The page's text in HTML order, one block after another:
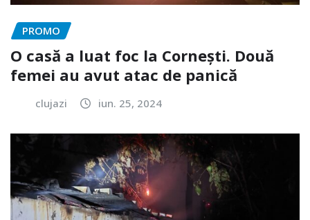
PROMO
O casă a luat foc la Cornești. Două
femei au avut atac de panică
clujazi iun. 25, 2024